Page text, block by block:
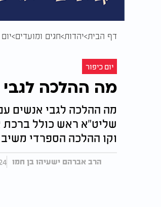
דף הבית יהדות חגים ומועדים
יום כיפור
מה ההלכה לגבי
מה ההלכה לגבי אנשים
שליט"א ראש כולל ברכת
וקו ההלכה הספרדי משיב
הרב אברהם ישעיהו בן חמו 22.09.24